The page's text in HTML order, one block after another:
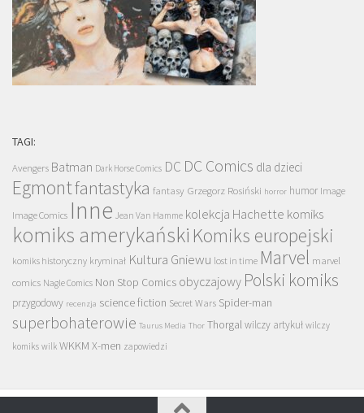
TAGI:
Avengers Batman Dark Horse Comics DC DC Comics dla dzieci
Egmontfantastyka fantasy Grzegorz Rosiński horror humor Image
Image Comics Inne Jean Van Hamme kolekcja Hachette komiks
komiks amerykański Komiks europejski
komiks historyczny kryminał Kultura Gniewu lost in time Marvel marvel
comics Nagle Comics Non Stop Comics obyczajowy Polski komiks
przygodowy recenzja science fiction Secret Wars Spider-man
superbohaterowie Taurus Media Thor Thorgalwilczy artykuł wilczy
komiks wilk WKKM X-men zapowiedzi